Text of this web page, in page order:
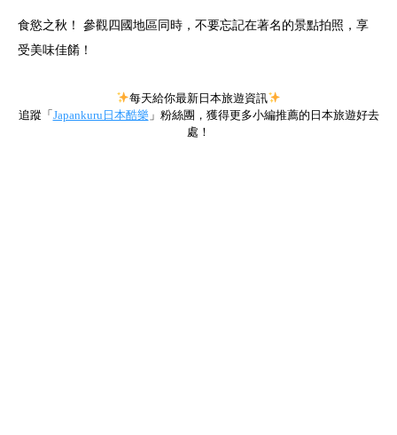
食慾之秋！ 參觀四國地區同時，不要忘記在著名的景點拍照，享
受美味佳餚！
每天給你最新日本旅遊資訊
追蹤「 Japankuru日本酷樂 」粉絲團，獲得更多小編推薦的日本旅遊好去
處！